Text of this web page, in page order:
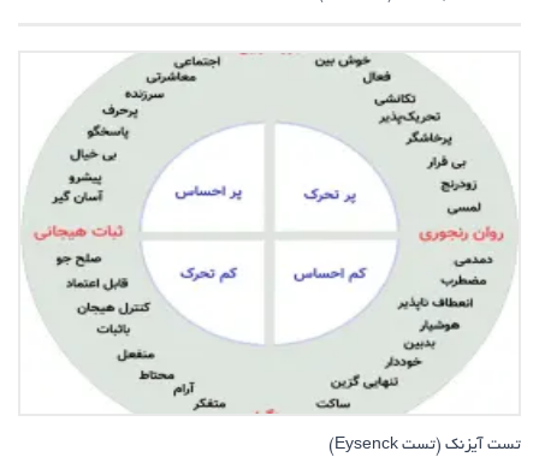
تست آیزنک (تست Eysenck)